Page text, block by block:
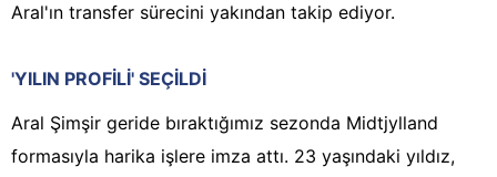
Aral'ın transfer sürecini yakından takip ediyor.
'YILIN PROFİLİ' SEÇİLDİ
Aral Şimşir geride bıraktığımız sezonda Midtjylland
formasıyla harika işlere imza attı. 23 yaşındaki yıldız,